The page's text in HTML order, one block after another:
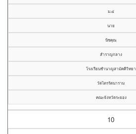
ม.๔
นาย
นิชคุณ
สำราญกลาง
โรงเรียนชำนาญสามัคคีวิทยา
วัดไตรรัตนาราม
คณะจังหวัดระยอง
10